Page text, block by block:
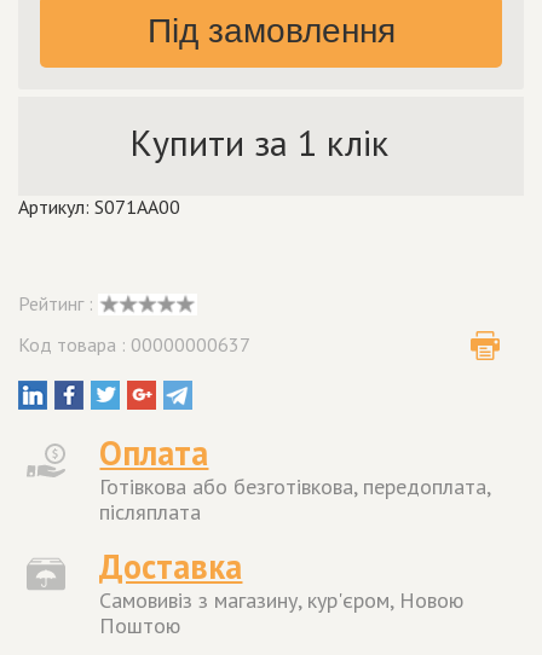
Під замовлення
Купити за 1 клік
Артикул: S071AA00
Рейтинг :
Код товара : 00000000637
Оплата
Готівкова або безготівкова, передоплата,
післяплата
Доставка
Самовивіз з магазину, кур'єром, Новою
Поштою